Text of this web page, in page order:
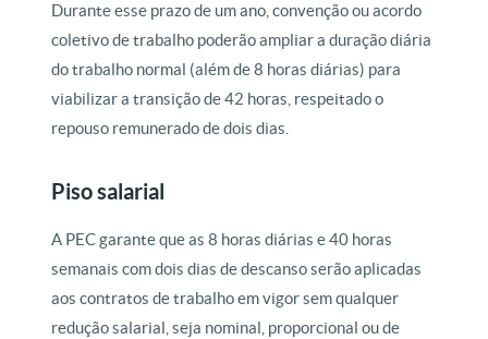
Durante esse prazo de um ano, convenção ou acordo
coletivo de trabalho poderão ampliar a duração diária
do trabalho normal (além de 8 horas diárias) para
viabilizar a transição de 42 horas, respeitado o
repouso remunerado de dois dias.
Piso salarial
A PEC garante que as 8 horas diárias e 40 horas
semanais com dois dias de descanso serão aplicadas
aos contratos de trabalho em vigor sem qualquer
redução salarial, seja nominal, proporcional ou de